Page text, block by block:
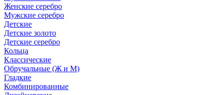
Женские серебро
Мужские серебро
Детские
Детские золото
Детские серебро
Кольца
Классические
Обручальные (Ж и М)
Гладкие
Комбинированные